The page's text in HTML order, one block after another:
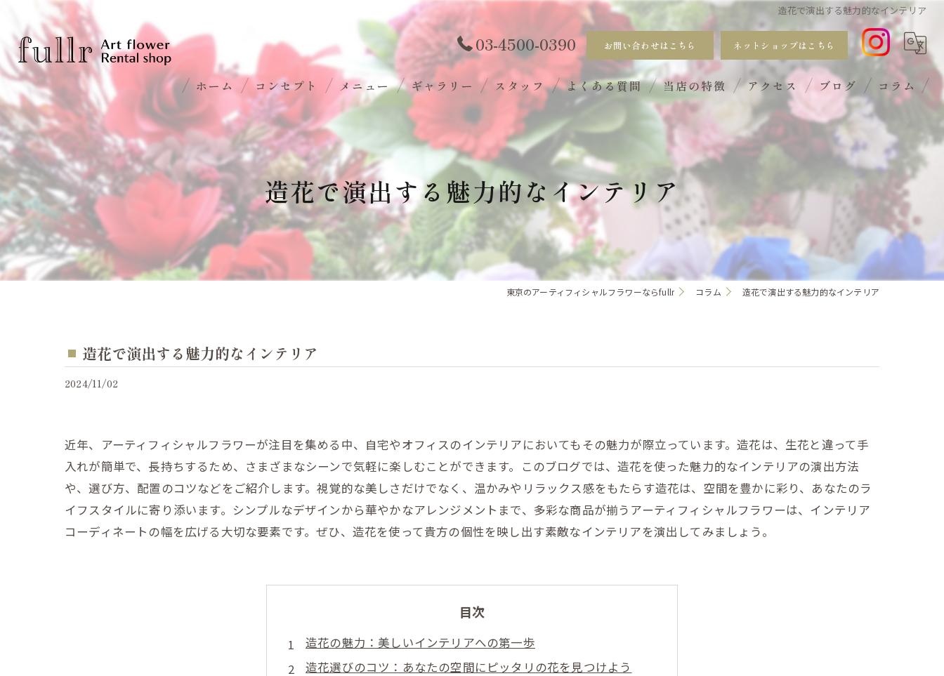
造花で演出する魅力的なインテリア
03-4500-0390 お問い合わせはこちら ネットショップはこちら
ホーム コンセプト メニュー ギャラリー スタッフ よくある質問 当店の特徴
おしゃれ
手入れ不要
サブスク
ギフト
ワークショップ
アクセス ブログ コラム
造花で演出する魅力的なインテリア
東京のアーティフィシャルフラワーならfullr コラム 造花で演出する魅力的なインテリア
造花で演出する魅力的なインテリア
2024/11/02
近年、アーティフィシャルフラワーが注目を集める中、自宅やオフィスのインテリアにおいてもその魅力が際立っています。造花は、生花と違って手
入れが簡単で、長持ちするため、さまざまなシーンで気軽に楽しむことができます。このブログでは、造花を使った魅力的なインテリアの演出方法
や、選び方、配置のコツなどをご紹介します。視覚的な美しさだけでなく、温かみやリラックス感をもたらす造花は、空間を豊かに彩り、あなたのラ
イフスタイルに寄り添います。シンプルなデザインから華やかなアレンジメントまで、多彩な商品が揃うアーティフィシャルフラワーは、インテリア
コーディネートの幅を広げる大切な要素です。ぜひ、造花を使って貴方の個性を映し出す素敵なインテリアを演出してみましょう。
目次
造花の魅力：美しいインテリアへの第一歩
造花選びのコツ：あなたの空間にピッタリの花を見つけよう